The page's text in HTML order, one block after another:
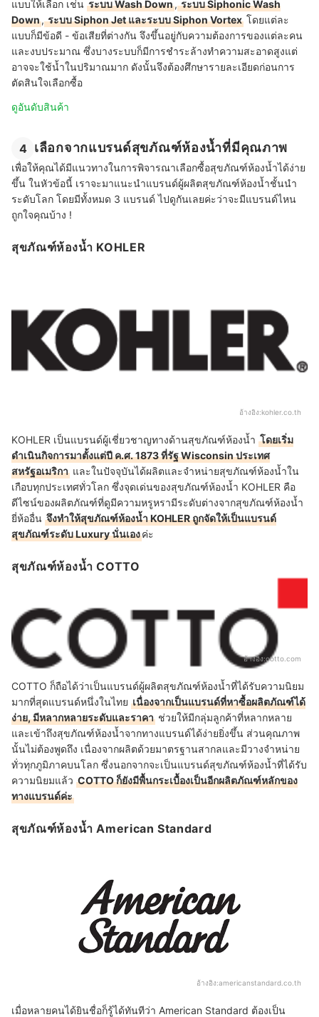
แบบให้เลือก เช่น ระบบ Wash Down,ระบบ Siphonic Wash
Down,ระบบ Siphon Jet และระบบ Siphon Vortex โดยแต่ละ
แบบก็มีข้อดี - ข้อเสียที่ต่างกัน จึงขึ้นอยู่กับความต้องการของแต่ละคน
และงบประมาณ ซึ่งบางระบบก็มีการชำระล้างทำความสะอาดสูงแต่
อาจจะใช้น้ำในปริมาณมาก ดังนั้นจึงต้องศึกษารายละเอียดก่อนการ
ตัดสินใจเลือกซื้อ
ดูอันดับสินค้า
4 เลือกจากแบรนด์สุขภัณฑ์ห้องน้ำที่มีคุณภาพ
เพื่อให้คุณได้มีแนวทางในการพิจารณาเลือกซื้อสุขภัณฑ์ห้องน้ำได้ง่าย
ขึ้น ในหัวข้อนี้ เราจะมาแนะนำแบรนด์ผู้ผลิตสุขภัณฑ์ห้องน้ำชั้นนำ
ระดับโลก โดยมีทั้งหมด 3 แบรนด์ ไปดูกันเลยค่ะว่าจะมีแบรนด์ไหน
ถูกใจคุณบ้าง !
สุขภัณฑ์ห้องน้ำ KOHLER
อ้างอิง:kohler.co.th
KOHLER เป็นแบรนด์ผู้เชี่ยวชาญทางด้านสุขภัณฑ์ห้องน้ำ โดยเริ่ม
ดำเนินกิจการมาตั้งแต่ปี ค.ศ. 1873 ที่รัฐ Wisconsin ประเทศ
สหรัฐอเมริกา และในปัจจุบันได้ผลิตและจำหน่ายสุขภัณฑ์ห้องน้ำใน
เกือบทุกประเทศทั่วโลก ซึ่งจุดเด่นของสุขภัณฑ์ห้องน้ำ KOHLER คือ
ดีไซน์ของผลิตภัณฑ์ที่ดูมีความหรูหรามีระดับต่างจากสุขภัณฑ์ห้องน้ำ
ยี่ห้ออื่น จึงทำให้สุขภัณฑ์ห้องน้ำ KOHLER ถูกจัดให้เป็นแบรนด์
สุขภัณฑ์ระดับ Luxury นั่นเองค่ะ
สุขภัณฑ์ห้องน้ำ COTTO
อ้างอิง:cotto.com
COTTO ก็ถือได้ว่าเป็นแบรนด์ผู้ผลิตสุขภัณฑ์ห้องน้ำที่ได้รับความนิยม
มากที่สุดแบรนด์หนึ่งในไทย เนื่องจากเป็นแบรนด์ที่หาซื้อผลิตภัณฑ์ได้
ง่าย, มีหลากหลายระดับและราคา ช่วยให้มีกลุ่มลูกค้าที่หลากหลาย
และเข้าถึงสุขภัณฑ์ห้องน้ำจากทางแบรนด์ได้ง่ายยิ่งขึ้น ส่วนคุณภาพ
นั้นไม่ต้องพูดถึง เนื่องจากผลิตด้วยมาตรฐานสากลและมีวางจำหน่าย
ทั่วทุกภูมิภาคบนโลก ซึ่งนอกจากจะเป็นแบรนด์สุขภัณฑ์ห้องน้ำที่ได้รับ
ความนิยมแล้ว COTTO ก็ยังมีพื้นกระเบื้องเป็นอีกผลิตภัณฑ์หลักของ
ทางแบรนด์ค่ะ
สุขภัณฑ์ห้องน้ำ American Standard
อ้างอิง:americanstandard.co.th
เมื่อหลายคนได้ยินชื่อก็รู้ได้ทันทีว่า American Standard ต้องเป็น